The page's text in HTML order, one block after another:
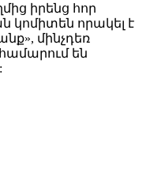
իրենց հոր
կոմիտեն որակել է
մինչդեռ
են